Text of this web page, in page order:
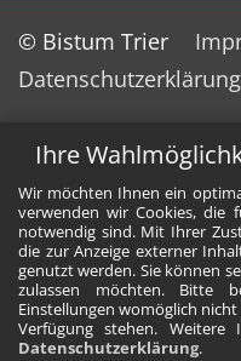
Ihre
Wir möchten Ihnen ein
verwenden wir Cookies, die
notwendig sind. Mit Ihrer
die zur Anzeige externer
genutzt werden. Sie können
zulassen möchten. Bitte
Einstellungen womöglich
Verfügung stehen.
Datenschutzerklärung.
© Bistum Trier
Datenschutzerklärung